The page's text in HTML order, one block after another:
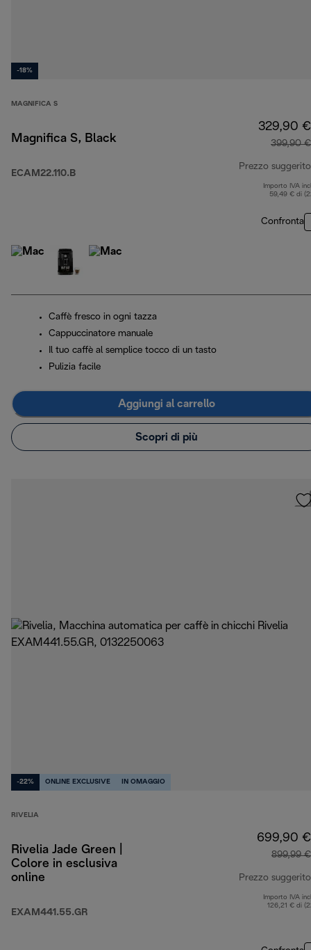
-18%
MAGNIFICA S
Magnifica S, Black
ECAM22.110.B
329,90 €
399,90 €
Prezzo suggerito
Importo IVA
59,49 € di
Confronta
Caffè fresco in ogni tazza
Cappuccinatore manuale
Il tuo caffè al semplice tocco di un tasto
Pulizia facile
Aggiungi al carrello
Scopri di più
-22% ONLINE EXCLUSIVE IN OMAGGIO
RIVELIA
Rivelia Jade Green |
Colore in esclusiva
online
EXAM441.55.GR
699,90 €
899,99 €
Prezzo suggerito
Importo IVA
126,21 € di